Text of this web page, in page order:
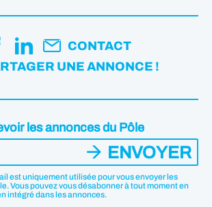
CONTACT
UNE ANNONCE !
les annonces du Pôle
est uniquement utilisée pour vous envoyer les
Vous pouvez vous désabonner à tout moment en
intégré dans les annonces.
ENVOYER